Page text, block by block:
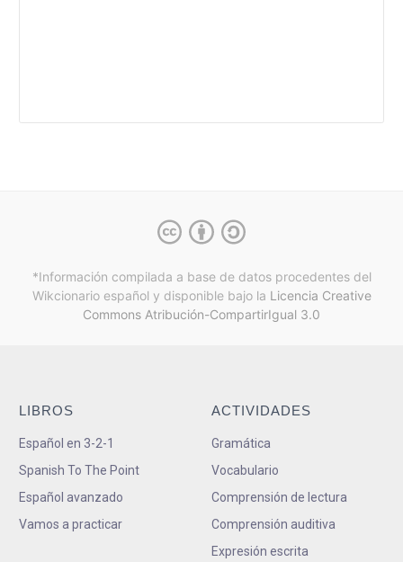
*Información compilada a base de datos procedentes del
Wikcionario español y disponible bajo la Licencia Creative
Commons Atribución-CompartirIgual 3.0
LIBROS
Español en 3-2-1
Spanish To The Point
Español avanzado
Vamos a practicar
ACTIVIDADES
Gramática
Vocabulario
Comprensión de lectura
Comprensión auditiva
Expresión escrita